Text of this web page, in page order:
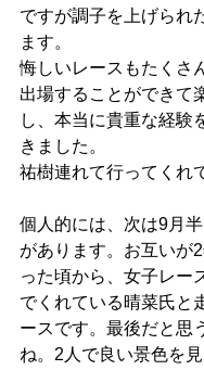
ですが調子を上げられ
ます。
悔しいレースもたくさ
出場することができて
し、本当に貴重な経験
きました。
祐樹連れて行ってくれ
個人的には、次は9月
があります。お互いが
った頃から、女子レー
でくれている晴菜氏と
ースです。最後だと思
ね。2人で良い景色を